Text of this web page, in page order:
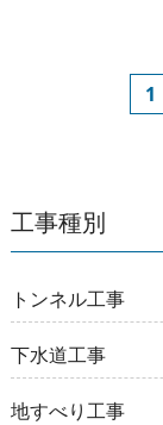
1
工事種別
トンネル工事
下水道工事
地すべり工事